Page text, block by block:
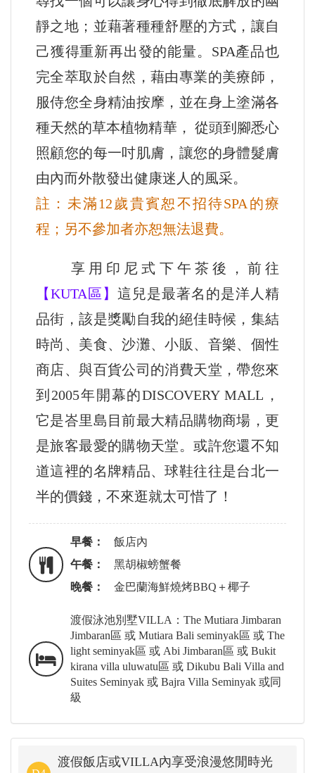
靜之地；並藉著種種舒壓的方式，讓自
己獲得重新再出發的能量。SPA產品也
完全萃取於自然，藉由專業的美療師，
服侍您全身精油按摩，並在身上塗滿各
種天然的草本植物精華， 從頭到腳悉心
照顧您的每一吋肌膚，讓您的身體髮膚
由內而外散發出健康迷人的風采。
註：未滿12歲貴賓恕不招待SPA的療
程；另不參加者亦恕無法退費。
享用印尼式下午茶後，前往
【KUTA區】 這兒是最著名的是洋人精
品街，該是獎勵自我的絕佳時候，集結
時尚、美食、沙灘、小販、音樂、個性
商店、與百貨公司的消費天堂，帶您來
到2005年開幕的DISCOVERY MALL，
它是峇里島目前最大精品購物商場，更
是旅客最愛的購物天堂。或許您還不知
道這裡的名牌精品、球鞋往往是台北一
半的價錢，不來逛就太可惜了！
早餐：
飯店內
午餐：
黑胡椒螃蟹餐
晚餐：
金巴蘭海鮮燒烤BBQ＋椰子
渡假泳池別墅VILLA：The Mutiara Jimbaran
Jimbaran區 或 Mutiara Bali seminyak區 或 The
light seminyak區 或 Abi Jimbaran區 或 Bukit
kirana villa uluwatu區 或 Dikubu Bali Villa and
Suites Seminyak 或 Bajra Villa Seminyak 或同
級
渡假飯店或VILLA內享受浪漫悠閒時光